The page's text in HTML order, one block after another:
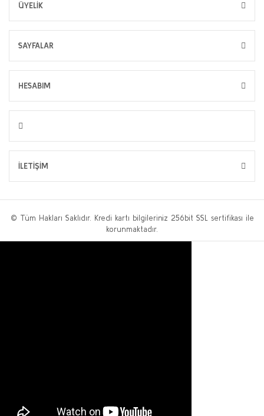
ÜYELİK
SAYFALAR
HESABIM
İLETİŞİM
© Tüm Hakları Saklıdır. Kredi kartı bilgileriniz 256bit SSL sertifikası ile
korunmaktadır.